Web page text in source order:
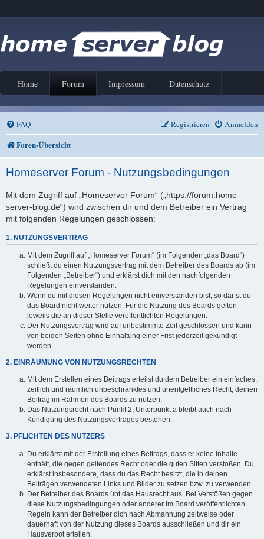
Home Forum Impressum Datenschutz
FAQ Anmelden
Registrieren
Foren-Übersicht
Homeserver Forum - Nutzungsbedingungen
Mit dem Zugriff auf „Homeserver Forum“ („https://forum.home-
server-blog.de“) wird zwischen dir und dem Betreiber ein Vertrag
mit folgenden Regelungen geschlossen:
1. NUTZUNGSVERTRAG
Mit dem Zugriff auf „Homeserver Forum“ (im Folgenden „das Board“)
schließt du einen Nutzungsvertrag mit dem Betreiber des Boards ab (im
Folgenden „Betreiber“) und erklärst dich mit den nachfolgenden
Regelungen einverstanden.
Wenn du mit diesen Regelungen nicht einverstanden bist, so darfst du
das Board nicht weiter nutzen. Für die Nutzung des Boards gelten
jeweils die an dieser Stelle veröffentlichten Regelungen.
Der Nutzungsvertrag wird auf unbestimmte Zeit geschlossen und kann
von beiden Seiten ohne Einhaltung einer Frist jederzeit gekündigt
werden.
2. EINRÄUMUNG VON NUTZUNGSRECHTEN
Mit dem Erstellen eines Beitrags erteilst du dem Betreiber ein einfaches,
zeitlich und räumlich unbeschränktes und unentgeltliches Recht, deinen
Beitrag im Rahmen des Boards zu nutzen.
Das Nutzungsrecht nach Punkt 2, Unterpunkt a bleibt auch nach
Kündigung des Nutzungsvertrages bestehen.
3. PFLICHTEN DES NUTZERS
Du erklärst mit der Erstellung eines Beitrags, dass er keine Inhalte
enthält, die gegen geltendes Recht oder die guten Sitten verstoßen. Du
erklärst insbesondere, dass du das Recht besitzt, die in deinen
Beiträgen verwendeten Links und Bilder zu setzen bzw. zu verwenden.
Der Betreiber des Boards übt das Hausrecht aus. Bei Verstößen gegen
diese Nutzungsbedingungen oder anderer im Board veröffentlichten
Regeln kann der Betreiber dich nach Abmahnung zeitweise oder
dauerhaft von der Nutzung dieses Boards ausschließen und dir ein
Hausverbot erteilen.